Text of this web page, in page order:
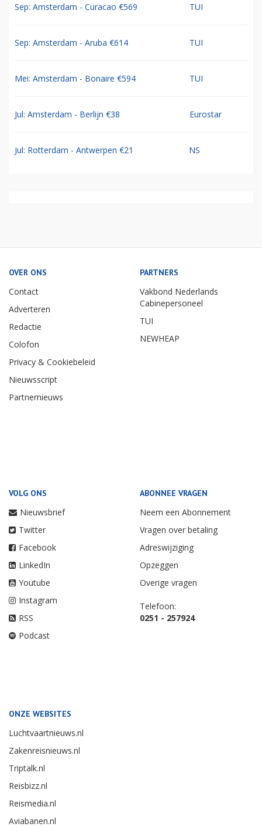
Sep: Amsterdam - Curacao €569 TUI
Sep: Amsterdam - Aruba €614 TUI
Mei: Amsterdam - Bonaire €594 TUI
Jul: Amsterdam - Berlijn €38 Eurostar
Jul: Rotterdam - Antwerpen €21 NS
OVER ONS
Contact
Adverteren
Redactie
Colofon
Privacy & Cookiebeleid
Nieuwsscript
Partnernieuws
PARTNERS
Vakbond Nederlands
Cabinepersoneel
TUI
NEWHEAP
VOLG ONS
Nieuwsbrief
Twitter
Facebook
LinkedIn
Youtube
Instagram
RSS
Podcast
ABONNEE VRAGEN
Neem een Abonnement
Vragen over betaling
Adreswijziging
Opzeggen
Overige vragen
Telefoon:
0251 - 257924
ONZE WEBSITES
Luchtvaartnieuws.nl
Zakenreisnieuws.nl
Triptalk.nl
Reisbizz.nl
Reismedia.nl
Aviabanen.nl